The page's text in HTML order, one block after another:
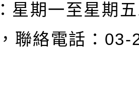
星期一至星期五
聯絡電話： 03-